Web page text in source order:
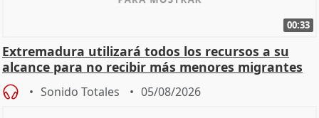
00:33
Extremadura utilizará todos los recursos a su
alcance para no recibir más menores migrantes
Sonido Totales 05/08/2026